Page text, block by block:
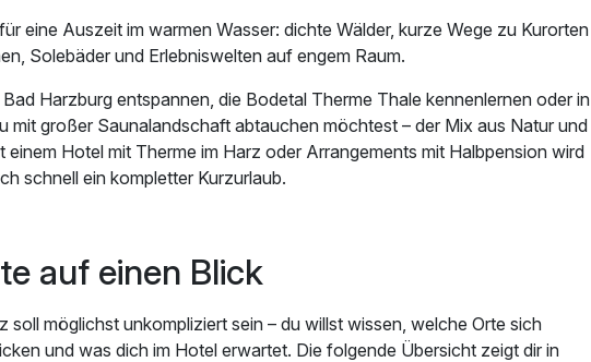
eine Auszeit im warmen Wasser: dichte Wälder, kurze Wege zu Kurorten
Solebäder und Erlebniswelten auf engem Raum.
Harzburg entspannen, die Bodetal Therme Thale kennenlernen oder in
mit großer Saunalandschaft abtauchen möchtest – der Mix aus Natur und
einem Hotel mit Therme im Harz oder Arrangements mit Halbpension wird
schnell ein kompletter Kurzurlaub.
auf einen Blick
soll möglichst unkompliziert sein – du willst wissen, welche Orte sich
und was dich im Hotel erwartet. Die folgende Übersicht zeigt dir in